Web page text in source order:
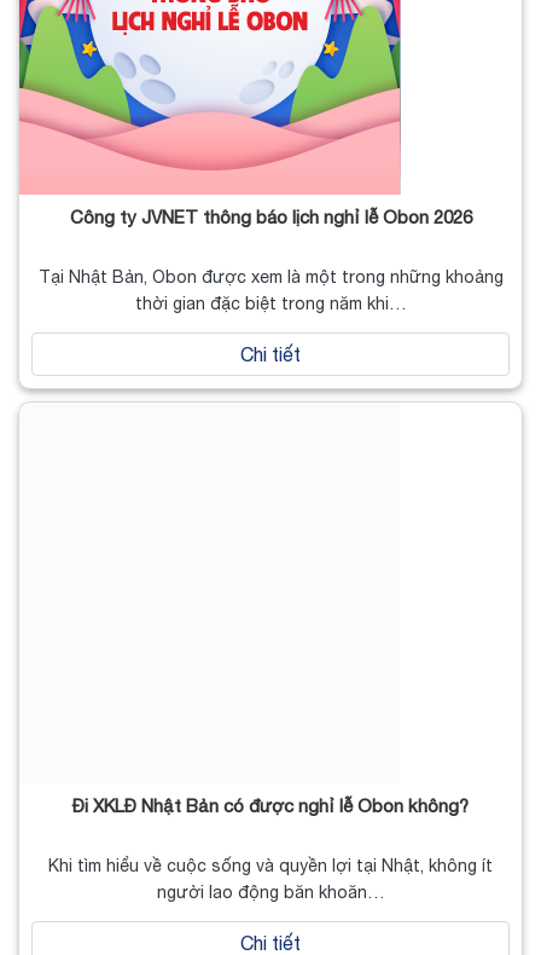
Công ty JVNET thông báo lịch nghỉ lễ Obon 2026
Tại Nhật Bản, Obon được xem là một trong những khoảng
thời gian đặc biệt trong năm khi…
Chi tiết
Đi XKLĐ Nhật Bản có được nghỉ lễ Obon không?
Khi tìm hiểu về cuộc sống và quyền lợi tại Nhật, không ít
người lao động băn khoăn…
Chi tiết